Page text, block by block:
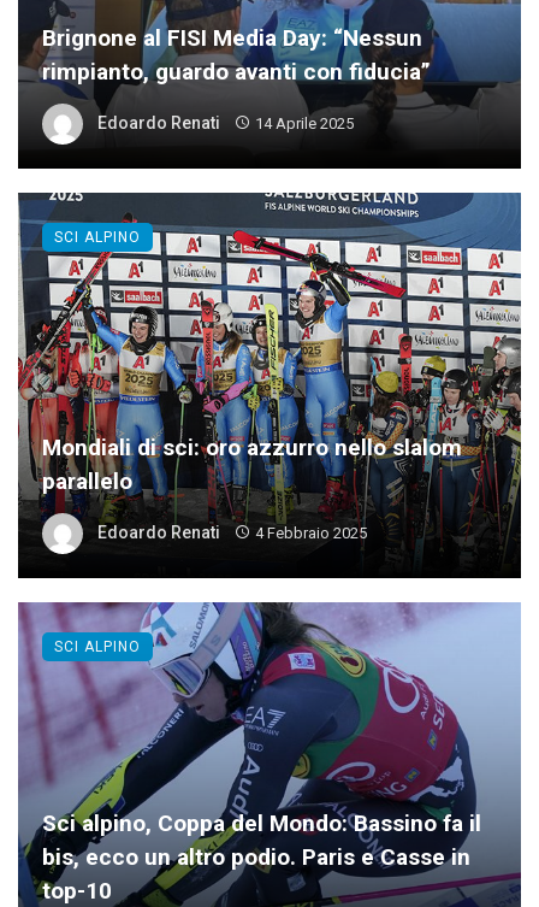
Brignone al FISI Media Day: “Nessun
rimpianto, guardo avanti con fiducia”
Edoardo Renati 14 Aprile 2025
Mondiali di sci: oro azzurro nello slalom
parallelo
Edoardo Renati 4 Febbraio 2025
SCI ALPINO
Sci alpino, Coppa del Mondo: Bassino fa il
bis, ecco un altro podio. Paris e Casse in
top-10
SCI ALPINO